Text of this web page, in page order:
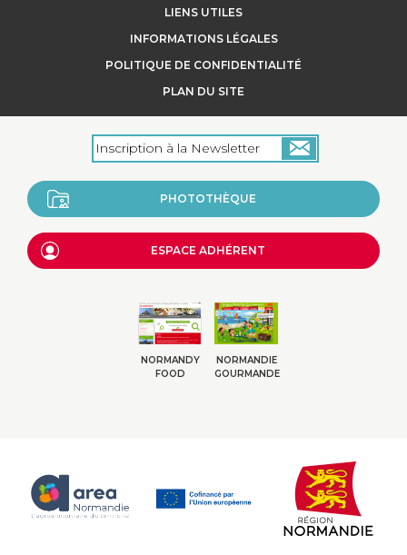
+
LIENS UTILES
INFORMATIONS LÉGALES
POLITIQUE DE CONFIDENTIALITÉ
PLAN DU SITE
PHOTOTHÈQUE
ESPACE ADHÉRENT
NORMANDY
FOOD
NORMANDIE
GOURMANDE